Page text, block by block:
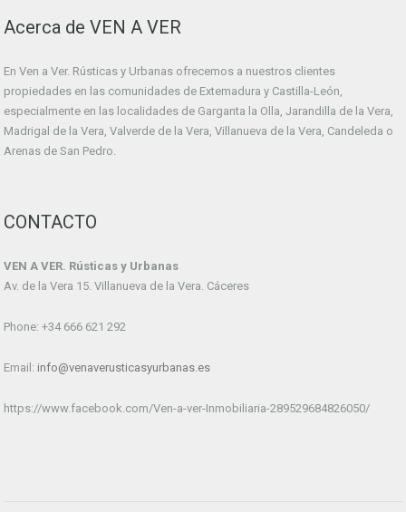
Acerca de VEN A VER
En Ven a Ver. Rústicas y Urbanas ofrecemos a nuestros clientes
propiedades en las comunidades de Extemadura y Castilla-León,
especialmente en las localidades de Garganta la Olla, Jarandilla de la Vera,
Madrigal de la Vera, Valverde de la Vera, Villanueva de la Vera, Candeleda o
Arenas de San Pedro.
CONTACTO
VEN A VER. Rústicas y Urbanas
Av. de la Vera 15. Villanueva de la Vera. Cáceres
Phone: +34 666 621 292
Email: info@venaverusticasyurbanas.es
https://www.facebook.com/Ven-a-ver-Inmobiliaria-289529684826050/